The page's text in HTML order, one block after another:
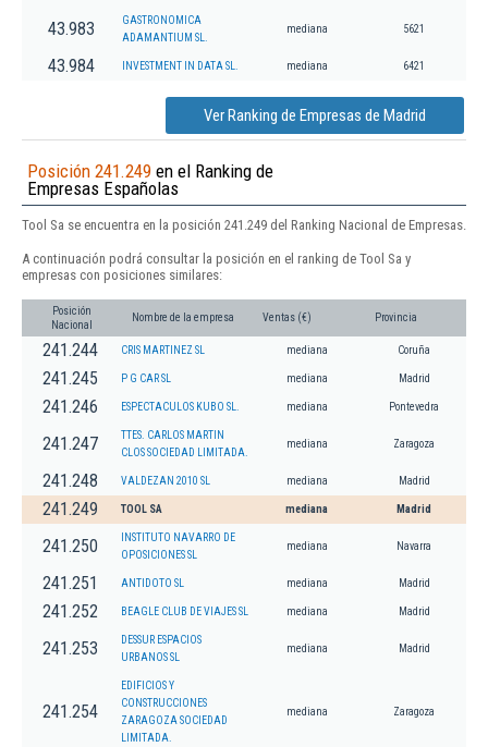
43.983
GASTRONOMICA
ADAMANTIUM SL.
mediana 5621
43.984 INVESTMENT IN DATA SL. mediana 6421
Ver Ranking de Empresas de Madrid
Posición 241.249 en el Ranking de
Empresas Españolas
Tool Sa se encuentra en la posición 241.249 del Ranking Nacional de Empresas.
A continuación podrá consultar la posición en el ranking de Tool Sa y
empresas con posiciones similares:
Posición
Nacional
Nombre de la empresa Ventas (€) Provincia
241.244 CRIS MARTINEZ SL mediana Coruña
241.245 P G CAR SL mediana Madrid
241.246 ESPECTACULOS KUBO SL. mediana Pontevedra
241.247
TTES. CARLOS MARTIN
CLOS SOCIEDAD LIMITADA.
mediana Zaragoza
241.248 VALDEZAN 2010 SL mediana Madrid
241.249 TOOL SA mediana Madrid
241.250
INSTITUTO NAVARRO DE
OPOSICIONES SL
mediana Navarra
241.251 ANTIDOTO SL mediana Madrid
241.252 BEAGLE CLUB DE VIAJES SL mediana Madrid
241.253
DESSUR ESPACIOS
URBANOS SL
mediana Madrid
241.254
EDIFICIOS Y
CONSTRUCCIONES
ZARAGOZA SOCIEDAD
LIMITADA.
mediana Zaragoza